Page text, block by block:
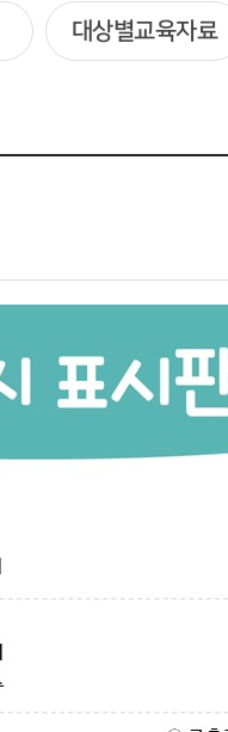
대상별교육자료